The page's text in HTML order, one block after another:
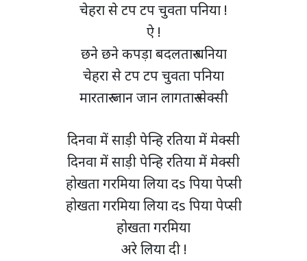
चेहरा से टप टप चुवता पनिया !
ऐ !
छने छने कपड़ा बदलतारु धनिया
चेहरा से टप टप चुवता पनिया
मारतारु जान जान लागतारु सेक्सी
दिनवा में साड़ी पेन्हि रतिया में मेक्सी
दिनवा में साड़ी पेन्हि रतिया में मेक्सी
होखता गरमिया लिया दs पिया पेप्सी
होखता गरमिया लिया दs पिया पेप्सी
होखता गरमिया
अरे लिया दी !